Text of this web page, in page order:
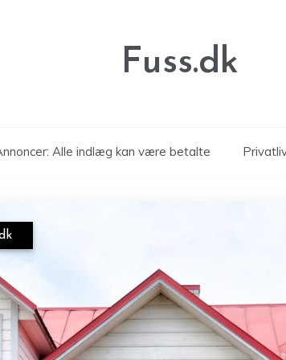
Fuss.dk
Alle indlæg kan være betalte